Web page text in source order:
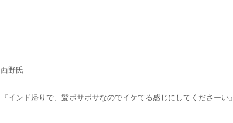
西野氏
『インド帰りで、髪ボサボサなのでイケてる感じにしてくださーい』